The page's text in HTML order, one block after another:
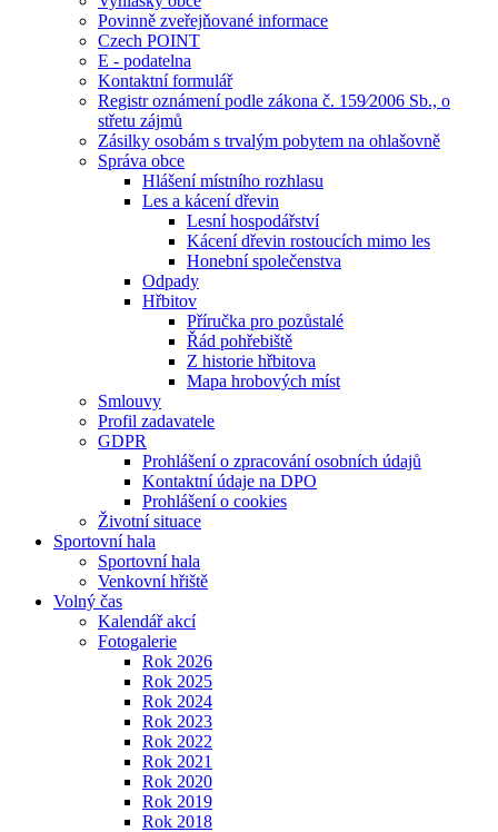
Povinně zveřejňované informace
Czech POINT
E - podatelna
Kontaktní formulář
Registr oznámení podle zákona č. 159⁄2006 Sb., o
střetu zájmů
Zásilky osobám s trvalým pobytem na ohlašovně
Správa obce
Hlášení místního rozhlasu
Les a kácení dřevin
Lesní hospodářství
Kácení dřevin rostoucích mimo les
Honební společenstva
Odpady
Hřbitov
Příručka pro pozůstalé
Řád pohřebiště
Z historie hřbitova
Mapa hrobových míst
Smlouvy
Profil zadavatele
GDPR
Prohlášení o zpracování osobních údajů
Kontaktní údaje na DPO
Prohlášení o cookies
Životní situace
Sportovní hala
Sportovní hala
Venkovní hřiště
Volný čas
Kalendář akcí
Fotogalerie
Rok 2026
Rok 2025
Rok 2024
Rok 2023
Rok 2022
Rok 2021
Rok 2020
Rok 2019
Rok 2018